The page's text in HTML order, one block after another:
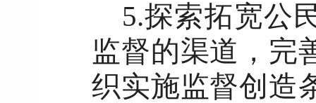
5.探索拓宽公
监督的渠道，完
织实施监督创造